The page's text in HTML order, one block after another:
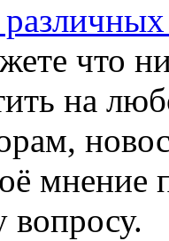
что
на
вопросу.